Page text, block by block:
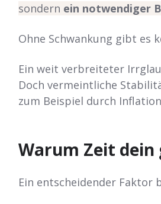
sondern ein notwendiger
Ohne Schwankung gibt es
Ein weit verbreiteter
Doch vermeintliche
zum Beispiel durch
Warum Zeit
Ein entscheidender Faktor